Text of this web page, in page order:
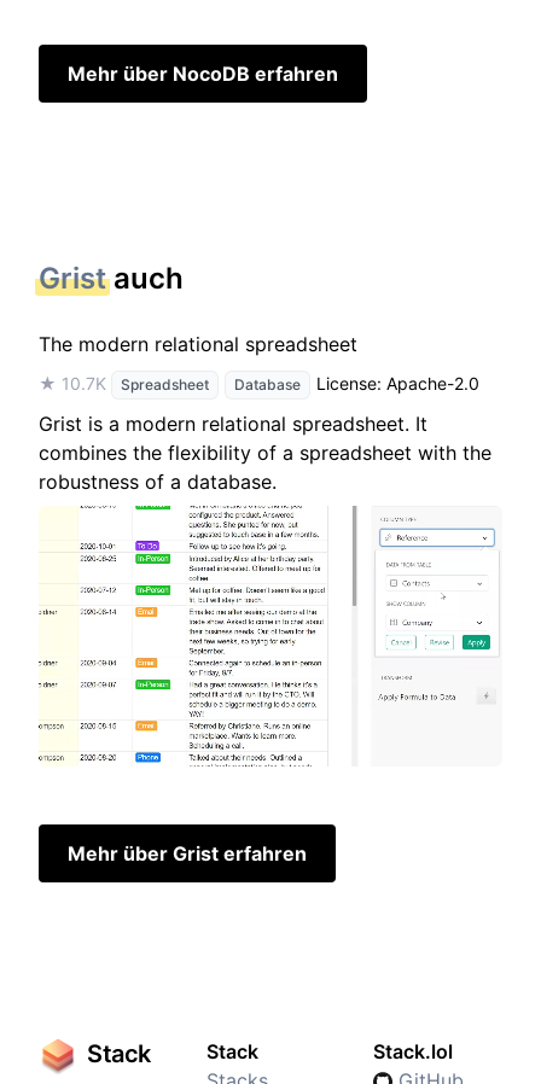
Mehr über NocoDB erfahren
Gristauch
The modern relational spreadsheet
★ 10.7K Spreadsheet Database License: Apache-2.0
Grist is a modern relational spreadsheet. It
combines the flexibility of a spreadsheet with the
robustness of a database.
Mehr über Grist erfahren
Stack
Stack
Stack.lol